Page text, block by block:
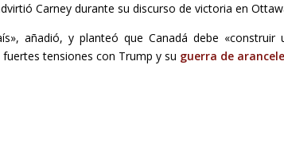
Carney durante su discurso de victoria en
añadió, y planteó que Canadá debe
tensiones con Trump y su guerra de